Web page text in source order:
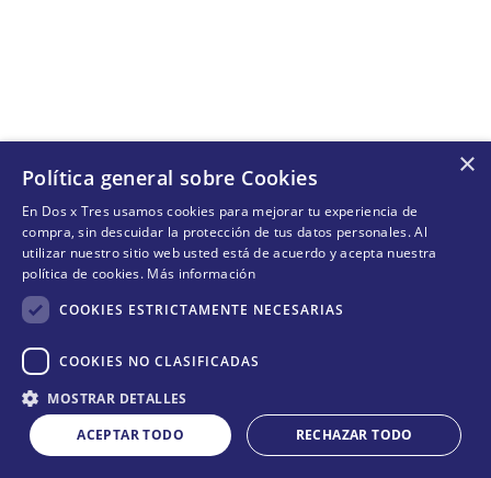
×
Política general sobre Cookies
En Dos x Tres usamos cookies para mejorar tu experiencia de
compra, sin descuidar la protección de tus datos personales. Al
utilizar nuestro sitio web usted está de acuerdo y acepta nuestra
política de cookies. Más información
COOKIES ESTRICTAMENTE NECESARIAS
COOKIES NO CLASIFICADAS
MOSTRAR DETALLES
ACEPTAR TODO
RECHAZAR TODO